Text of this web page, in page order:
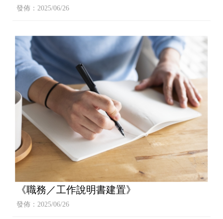
發佈：2025/06/26
《職務／工作說明書建置》
發佈：2025/06/26